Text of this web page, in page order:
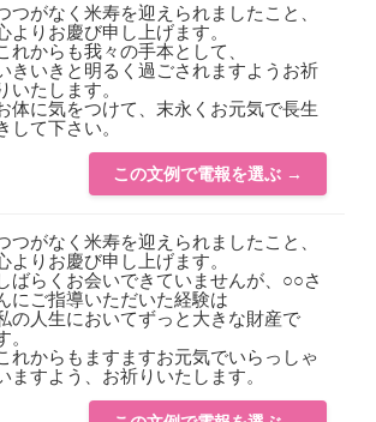
つがなく米寿を迎えられましたこと、
よりお慶び申し上げます。
れからも我々の手本として、
きいきと明るく過ごされますようお祈
いたします。
体に気をつけて、末永くお元気で長生
して下さい。
この文例で電報を選ぶ →
つがなく米寿を迎えられましたこと、
よりお慶び申し上げます。
ばらくお会いできていませんが、○○さ
にご指導いただいた経験は
の人生においてずっと大きな財産で
。
れからもますますお元気でいらっしゃ
ますよう、お祈りいたします。